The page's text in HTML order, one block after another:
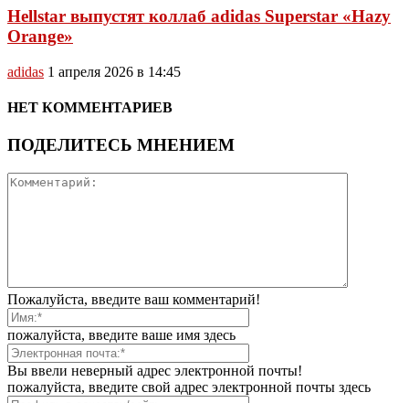
Hellstar выпустят коллаб adidas Superstar «Hazy
Orange»
adidas 1 апреля 2026 в 14:45
НЕТ КОММЕНТАРИЕВ
ПОДЕЛИТЕСЬ МНЕНИЕМ
Пожалуйста, введите ваш комментарий!
пожалуйста, введите ваше имя здесь
Вы ввели неверный адрес электронной почты!
пожалуйста, введите свой адрес электронной почты здесь